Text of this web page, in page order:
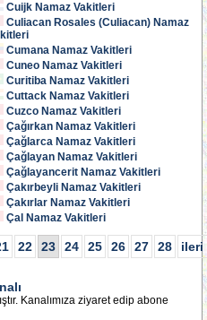
Cuijk Namaz Vakitleri
Culiacan Rosales (Culiacan) Namaz
Cumana Namaz Vakitleri
Cuneo Namaz Vakitleri
Curitiba Namaz Vakitleri
Cuttack Namaz Vakitleri
Cuzco Namaz Vakitleri
Çağırkan Namaz Vakitleri
Çağlarca Namaz Vakitleri
Çağlayan Namaz Vakitleri
Çağlayancerit Namaz Vakitleri
Çakırbeyli Namaz Vakitleri
Çakırlar Namaz Vakitleri
Çal Namaz Vakitleri
22 23 24 25 26 27 28 ileri
Kanalımıza ziyaret edip abone